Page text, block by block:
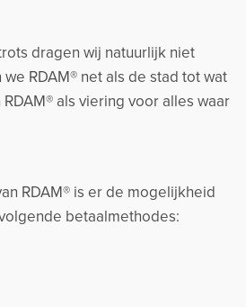
dragen wij natuurlijk niet
RDAM® net als de stad tot wat
als viering voor alles waar
RDAM® is er de mogelijkheid
betaalmethodes: